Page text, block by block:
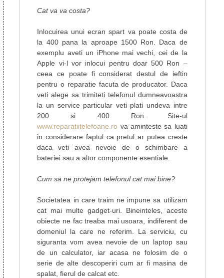
Cat va va costa?
Inlocuirea unui ecran spart va poate costa de
la 400 pana la aproape 1500 Ron. Daca de
exemplu aveti un iPhone mai vechi, cei de la
Apple vi-l vor inlocui pentru doar 500 Ron –
ceea ce poate fi considerat destul de ieftin
pentru o reparatie facuta de producator. Daca
veti alege sa trimiteti telefonul dumneavoastra
la un service particular veti plati undeva intre
200 si 400 Ron. Site-ul
www.reparatiitelefoane.ro va aminteste sa luati
in considerare faptul ca pretul ar putea creste
daca veti avea nevoie de o schimbare a
bateriei sau a altor componente esentiale.
Cum sa ne protejam telefonul cat mai bine?
Societatea in care traim ne impune sa utilizam
cat mai multe gadget-uri. Bineinteles, aceste
obiecte ne fac treaba mai usoara, indiferent de
domeniul la care ne referim. La serviciu, cu
siguranta vom avea nevoie de un laptop sau
de un calculator, iar acasa ne folosim de o
serie de alte descoperiri cum ar fi masina de
spalat, fierul de calcat etc.